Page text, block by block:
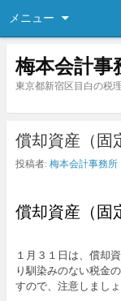
メニュー
梅本会計事
東京都新宿区目白の税
償却資産（固
投稿者: 梅本会計事務所
償却資産（固
１月３１日は、償却
り馴染みのない税金
すので、注意しましょ